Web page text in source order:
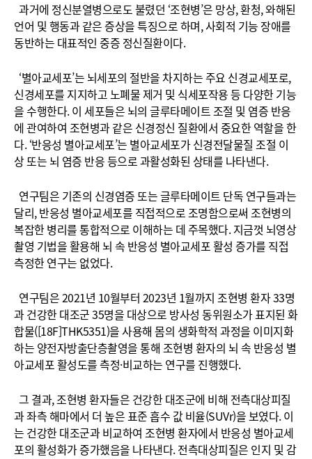
과거에 정신분열병으로도 불렸던 ‘조현병’은 망상, 환청, 와해된
언어 및 행동과 같은 증상을 특징으로 하며, 사회적 기능 장애를
동반하는 대표적인 중증 정신질환이다.
‘별아교세포’는 뇌세포의 절반을 차지하는 주요 신경교세포로,
신경세포를 지지하고 노폐물 제거 및 식세포작용 등 다양한 기능
을 수행한다. 이 세포들은 뇌의 글루타메이트 조절 및 염증 반응
에 관여하여 조현병과 같은 신경정신 질환에서 중요한 역할을 한
다. ‘반응성 별아교세포’는 별아교세포가 신경전달물질 조절 이
상 또는 뇌 염증 반응 등으로 과활성화된 상태를 나타낸다.
연구팀은 기존의 신경염증 또는 글루타메이트 단독 연구들과는
달리, 반응성 별아교세포를 직접적으로 조명함으로써 조현병의
복잡한 병리를 통합적으로 이해하는 데 주목했다. 지금껏 뇌영상
촬영 기법을 활용해 뇌 속 반응성 별아교세포 활성 증가를 직접
측정한 연구는 없었다.
연구팀은 2021년 10월부터 2023년 1월까지 조현병 환자 33명
과 건강한 대조군 35명을 대상으로 방사성 동위원소가 표지된 화
합물([18F]THK5351)을 사용해 몸의 생화학적 과정을 이미지화
하는 양전자방출단층촬영을 통해 조현병 환자의 뇌 속 반응성 별
아교세포 활성도를 측정·비교하는 연구를 진행했다.
그 결과, 조현병 환자들은 건강한 대조군에 비해 전측대상피질
과 좌측 해마에서 더 높은 표준 흡수 값 비율(SUVr)을 보였다. 이
는 건강한 대조군과 비교하여 조현병 환자에서 반응성 별아교세
포의 활성화가 증가했음을 나타낸다. 전측대상피질은 인지 및 감